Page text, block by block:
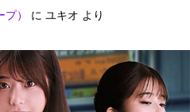
）
に ユキオ より